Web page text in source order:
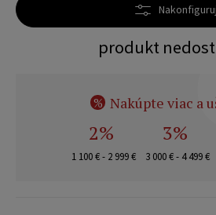
Nakonfiguruj
produkt
% Nakúpte viac a
2%
1 100 € - 2 999 €
3%
3 000 € - 4 499 €